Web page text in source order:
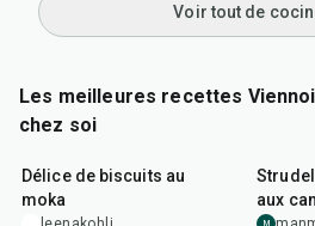
Voir tout de
Les meilleures recettes
chez soi
1hr10min
Délice de biscuits au
moka
aux
M